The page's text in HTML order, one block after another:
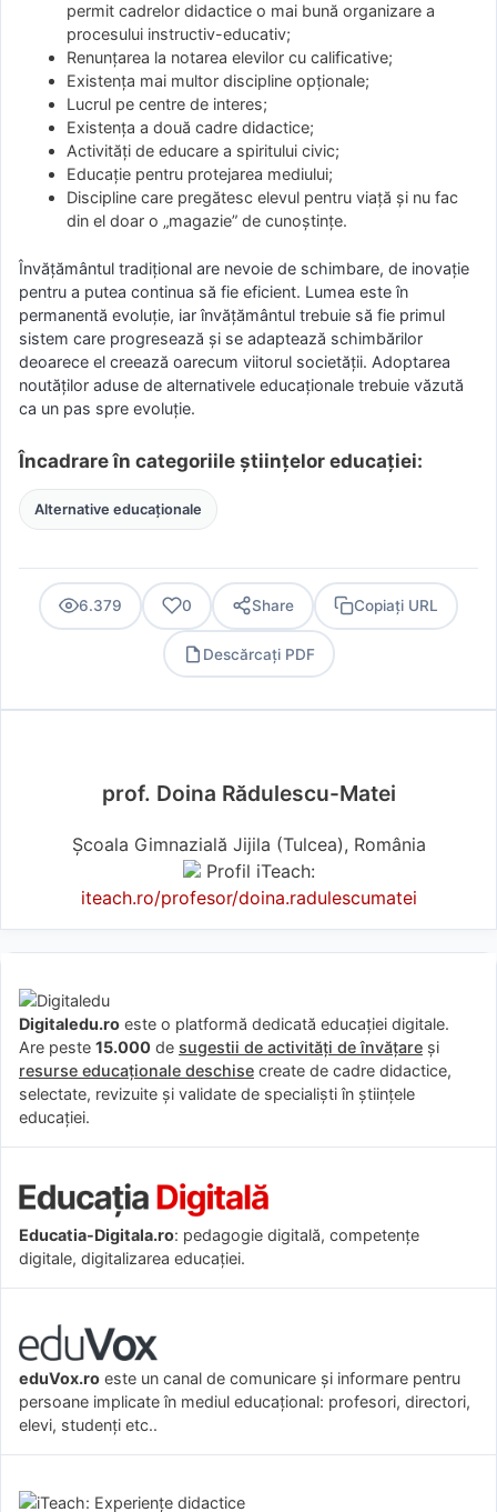
permit cadrelor didactice o mai bună organizare a
procesului instructiv-educativ;
Renunțarea la notarea elevilor cu calificative;
Existența mai multor discipline opționale;
Lucrul pe centre de interes;
Existența a două cadre didactice;
Activități de educare a spiritului civic;
Educație pentru protejarea mediului;
Discipline care pregătesc elevul pentru viață și nu fac
din el doar o „magazie” de cunoștințe.
Învățământul tradițional are nevoie de schimbare, de inovație
pentru a putea continua să fie eficient. Lumea este în
permanentă evoluție, iar învățământul trebuie să fie primul
sistem care progresează și se adaptează schimbărilor
deoarece el creează oarecum viitorul societății. Adoptarea
noutăților aduse de alternativele educaționale trebuie văzută
ca un pas spre evoluție.
Încadrare în categoriile științelor educației:
Alternative educaționale
6.379 0 Share Copiați URL
Descărcați PDF
prof. Doina Rădulescu-Matei
Școala Gimnazială Jijila (Tulcea), România
Profil iTeach:
iteach.ro/profesor/doina.radulescumatei
Digitaledu.ro este o platformă dedicată educației digitale.
Are peste 15.000 de sugestii de activități de învățare și
resurse educaționale deschise create de cadre didactice,
selectate, revizuite și validate de specialiști în științele
educației.
Educatia-Digitala.ro: pedagogie digitală, competențe
digitale, digitalizarea educației.
eduVox.ro este un canal de comunicare și informare pentru
persoane implicate în mediul educațional: profesori, directori,
elevi, studenți etc..